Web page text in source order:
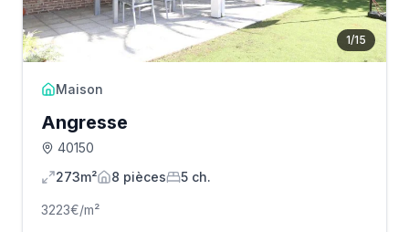
1/15
Maison
Angresse
40150
273m²
8 pièces 5 ch.
3223€/m²